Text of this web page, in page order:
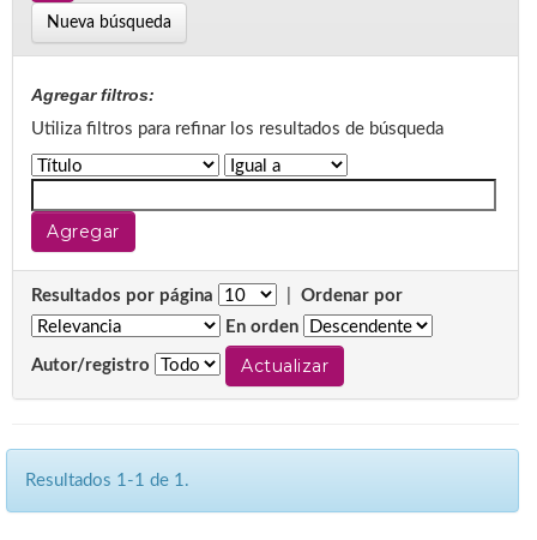
Nueva búsqueda
Agregar filtros:
Utiliza filtros para refinar los resultados de búsqueda
Resultados por página
Ordenar por
En orden
Autor/registro
Resultados 1-1 de 1.